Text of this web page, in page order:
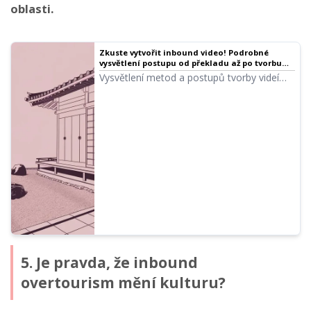
oblasti.
Zkuste vytvořit inbound video! Podrobné
vysvětlení postupu od překladu až po tvorbu
hlasu
Vysvětlení metod a postupů tvorby videí
5. Je pravda, že inbound
overtourism mění kulturu?